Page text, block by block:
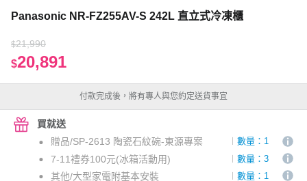
Panasonic NR-FZ255AV-S 242L 直立式冷凍櫃
$21,990
$20,891
付款完成後，將有專人與您約定送貨事宜
買就送
贈品/SP-2613 陶瓷石紋碗-東源專案
數量：1
7-11禮券100元(冰箱活動用) 數量：3
其他/大型家電附基本安裝 數量：1